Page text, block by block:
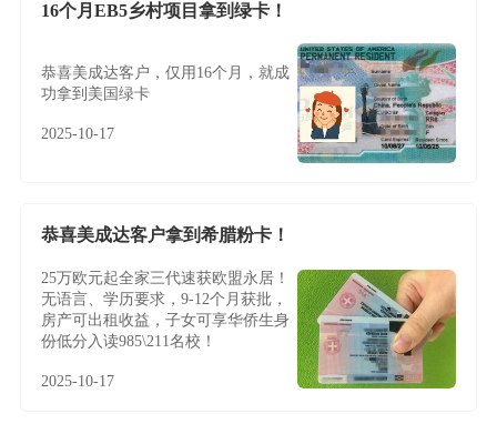
16个月EB5乡村项目拿到绿卡！
恭喜美成达客户，仅用16个月，就成
功拿到美国绿卡
2025-10-17
恭喜美成达客户拿到希腊粉卡！
25万欧元起全家三代速获欧盟永居！
无语言、学历要求，9-12个月获批，
房产可出租收益，子女可享华侨生身
份低分入读985\211名校！
2025-10-17